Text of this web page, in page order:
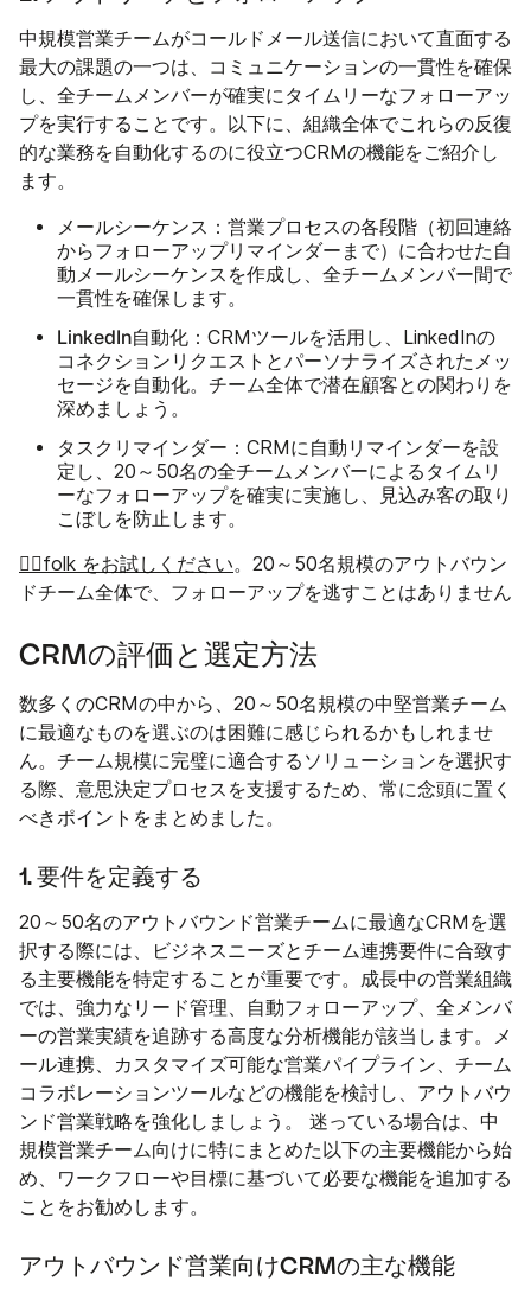
中規模営業チームがコールドメール送信において直面する
最大の課題の一つは、コミュニケーションの一貫性を確保
し、全チームメンバーが確実にタイムリーなフォローアッ
プを実行することです。以下に、組織全体でこれらの反復
的な業務を自動化するのに役立つCRMの機能をご紹介し
ます。
メールシーケンス： 営業プロセスの各段階（初回連絡
からフォローアップリマインダーまで）に合わせた自
動メールシーケンスを作成し、全チームメンバー間で
一貫性を確保します。
LinkedIn自動化： CRMツールを活用し、LinkedInの
コネクションリクエストとパーソナライズされたメッ
セージを自動化。チーム全体で潜在顧客との関わりを
深めましょう。
タスクリマインダー： CRMに自動リマインダーを設
定し、20～50名の全チームメンバーによるタイムリ
ーなフォローアップを確実に実施し、見込み客の取り
こぼしを防止します。
👉🏼folk をお試しください。20～50名規模のアウトバウン
ドチーム全体で、フォローアップを逃すことはありません
CRMの評価と選定方法
数多くのCRMの中から、20～50名規模の中堅営業チーム
に最適なものを選ぶのは困難に感じられるかもしれませ
ん。チーム規模に完璧に適合するソリューションを選択す
る際、意思決定プロセスを支援するため、常に念頭に置く
べきポイントをまとめました。
1. 要件を定義する
20～50名のアウトバウンド営業チームに最適なCRMを選
択する際には、ビジネスニーズとチーム連携要件に合致す
る主要機能を特定することが重要です。成長中の営業組織
では、強力なリード管理、自動フォローアップ、全メンバ
ーの営業実績を追跡する高度な分析機能が該当します。メ
ール連携、カスタマイズ可能な営業パイプライン、チーム
コラボレーションツールなどの機能を検討し、アウトバウ
ンド営業戦略を強化しましょう。 迷っている場合は、中
規模営業チーム向けに特にまとめた以下の主要機能から始
め、ワークフローや目標に基づいて必要な機能を追加する
ことをお勧めします。
アウトバウンド営業向けCRMの主な機能